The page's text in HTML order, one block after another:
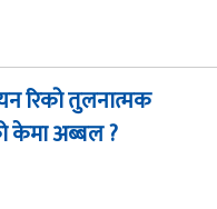
रिको तुलनात्मक
केमा अब्बल ?